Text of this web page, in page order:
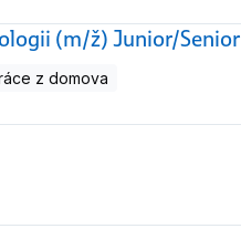
(m/ž) Junior/Senior
z domova